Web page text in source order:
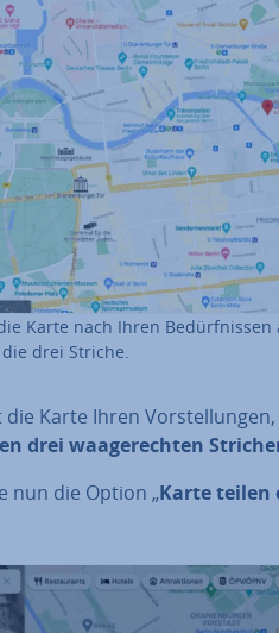
Karte nach Ihren Be­dürf­nis­sen
drei Striche.
Karte Ihren Vor­stel­lun­gen,
drei waa­ge­rech­ten
nun die Option „Karte teilen